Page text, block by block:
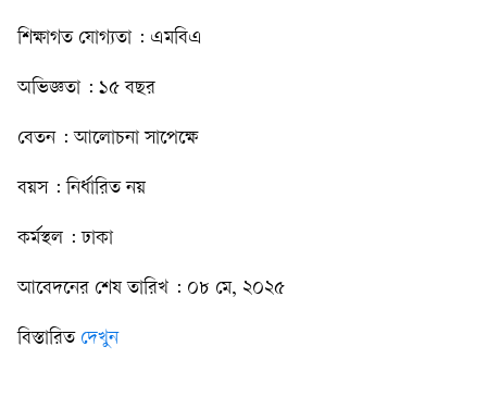
শিক্ষাগত যোগ্যতা : এমবিএ
অভিজ্ঞতা : ১৫ বছর
বেতন : আলোচনা সাপেক্ষে
বয়স : নির্ধারিত নয়
কর্মস্থল : ঢাকা
আবেদনের শেষ তারিখ : ০৮ মে, ২০২৫
বিস্তারিত দেখুন